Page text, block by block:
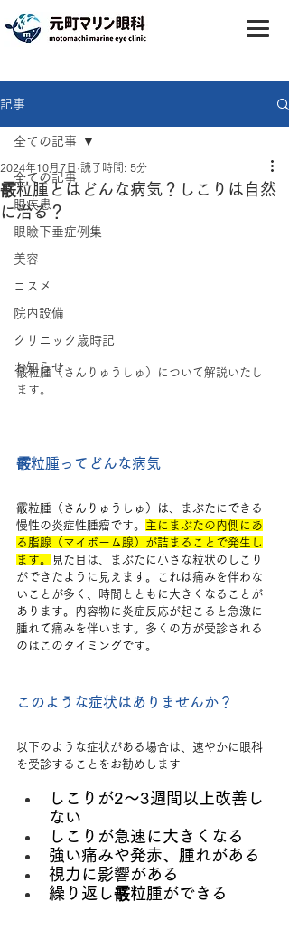
記事
全ての記事
眼疾患
眼瞼下垂症例集
美容
コスメ
院内設備
クリニック歳時記
お知らせ
全ての記事
霰粒腫とはどんな病気？しこりは自然
に治る？
2024年10月7日 読了時間: 5分
霰粒腫（さんりゅうしゅ）について解説いたし
ます。
霰粒腫ってどんな病気
霰粒腫（さんりゅうしゅ）は、まぶたにできる
慢性の炎症性腫瘤です。 主にまぶたの内側にあ
る脂腺（マイボーム腺）が詰まることで発生し
ます。
見た目は、まぶたに小さな粒状のしこり
ができたように見えます。これは痛みを伴わな
いことが多く、時間とともに大きくなることが
あります。内容物に炎症反応が起こると急激に
腫れて痛みを伴います。多くの方が受診される
のはこのタイミングです。
このような症状はありませんか？
以下のような症状がある場合は、速やかに眼科
を受診することをお勧めします
しこりが2〜3週間以上改善し
ない
しこりが急速に大きくなる
強い痛みや発赤、腫れがある
視力に影響がある
繰り返し霰粒腫ができる